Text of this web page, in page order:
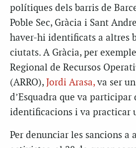
polítiques dels barris de
Poble Sec, Gràcia i Sant
haver-hi identificats a altres
ciutats. A Gràcia, per
Regional de Recursos
(ARRO), Jordi Arasa,va ser
d’Esquadra que va participar
identificacions i va practicar
Per denunciar les sancions a